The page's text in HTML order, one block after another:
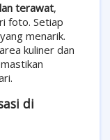
terawat,
foto. Setiap
menarik.
kuliner dan
di